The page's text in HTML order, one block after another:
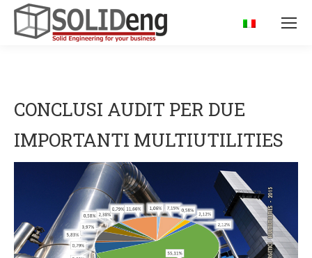
CONCLUSI AUDIT PER DUE
IMPORTANTI MULTIUTILITIES